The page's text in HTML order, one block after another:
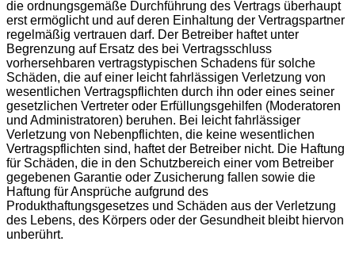
die ordnungsgemäße Durchführung des Vertrags überhaupt
erst ermöglicht und auf deren Einhaltung der Vertragspartner
regelmäßig vertrauen darf. Der Betreiber haftet unter
Begrenzung auf Ersatz des bei Vertragsschluss
vorhersehbaren vertragstypischen Schadens für solche
Schäden, die auf einer leicht fahrlässigen Verletzung von
wesentlichen Vertragspflichten durch ihn oder eines seiner
gesetzlichen Vertreter oder Erfüllungsgehilfen (Moderatoren
und Administratoren) beruhen. Bei leicht fahrlässiger
Verletzung von Nebenpflichten, die keine wesentlichen
Vertragspflichten sind, haftet der Betreiber nicht. Die Haftung
für Schäden, die in den Schutzbereich einer vom Betreiber
gegebenen Garantie oder Zusicherung fallen sowie die
Haftung für Ansprüche aufgrund des
Produkthaftungsgesetzes und Schäden aus der Verletzung
des Lebens, des Körpers oder der Gesundheit bleibt hiervon
unberührt.